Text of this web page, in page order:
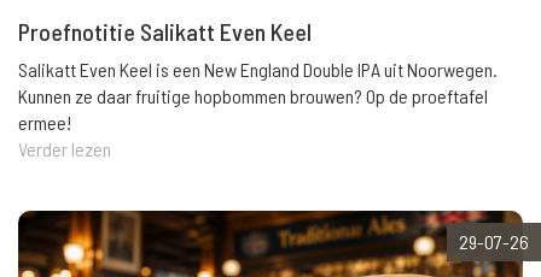
Proefnotitie Salikatt Even Keel
Salikatt Even Keel is een New England Double IPA uit Noorwegen.
Kunnen ze daar fruitige hopbommen brouwen? Op de proeftafel
ermee!
Verder lezen
29-07-26